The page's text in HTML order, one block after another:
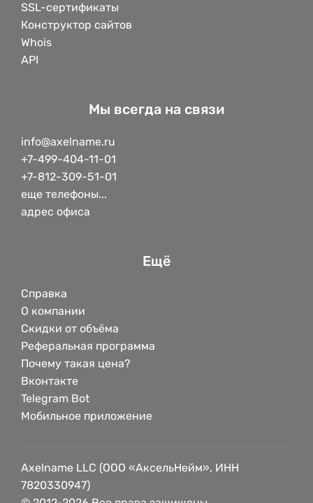
SSL-сертификаты
Конструктор сайтов
Whois
API
Мы всегда на связи
info@axelname.ru
+7-499-404-11-01
+7-812-309-51-01
еще телефоны...
адрес офиса
Ещё
Справка
О компании
Скидки от объёма
Реферальная программа
Почему такая цена?
Вконтакте
Telegram Bot
Мобильное приложение
Axelname LLC (ООО «АксельНейм», ИНН
7820330947)